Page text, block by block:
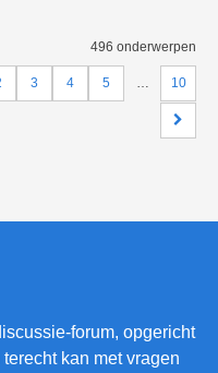
496 onderwerpen
3 4 5 … 10
forum, opgericht
kan met vragen